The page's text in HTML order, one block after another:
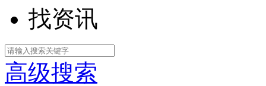
找资讯
高级搜索